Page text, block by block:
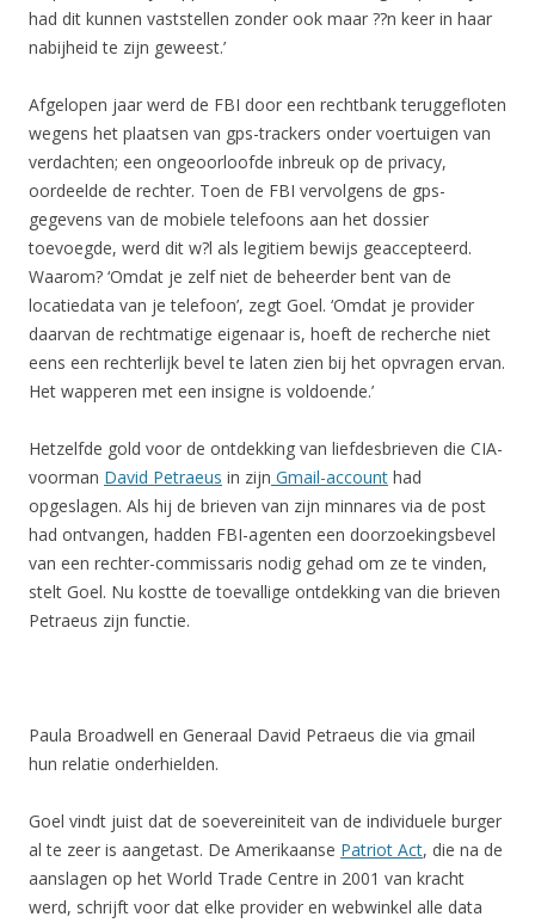
had dit kunnen vaststellen zonder ook maar ??n keer in haar
nabijheid te zijn geweest.’
Afgelopen jaar werd de FBI door een rechtbank teruggefloten
wegens het plaatsen van gps-trackers onder voertuigen van
verdachten; een ongeoorloofde inbreuk op de privacy,
oordeelde de rechter. Toen de FBI vervolgens de gps-
gegevens van de mobiele telefoons aan het dossier
toevoegde, werd dit w?l als legitiem bewijs geaccepteerd.
Waarom? ‘Omdat je zelf niet de beheerder bent van de
locatiedata van je telefoon’, zegt Goel. ‘Omdat je provider
daarvan de rechtmatige eigenaar is, hoeft de recherche niet
eens een rechterlijk bevel te laten zien bij het opvragen ervan.
Het wapperen met een insigne is voldoende.’
Hetzelfde gold voor de ontdekking van liefdesbrieven die CIA-
voorman David Petraeus in zijn Gmail-account had
opgeslagen. Als hij de brieven van zijn minnares via de post
had ontvangen, hadden FBI-agenten een doorzoekingsbevel
van een rechter-commissaris nodig gehad om ze te vinden,
stelt Goel. Nu kostte de toevallige ontdekking van die brieven
Petraeus zijn functie.
Paula Broadwell en Generaal David Petraeus die via gmail
hun relatie onderhielden.
Goel vindt juist dat de soevereiniteit van de individuele burger
al te zeer is aangetast. De Amerikaanse Patriot Act, die na de
aanslagen op het World Trade Centre in 2001 van kracht
werd, schrijft voor dat elke provider en webwinkel alle data